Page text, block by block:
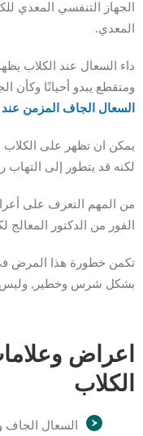
المعدي.
داء السعال عند الكلاب
ومتقطع يبدو أحيانًا وكأن
السعال الجاف المزمن عند
يمكن ان تظهر على الكلاب
لكنه قد يتطور إلى التهاب
من المهم التعرف على
الفور من الدكتور المعالج
تكمن خطورة هذا المرض فى
بشكل شرس وخطير, وليس
اعراض
الكلاب
السعال الجاف